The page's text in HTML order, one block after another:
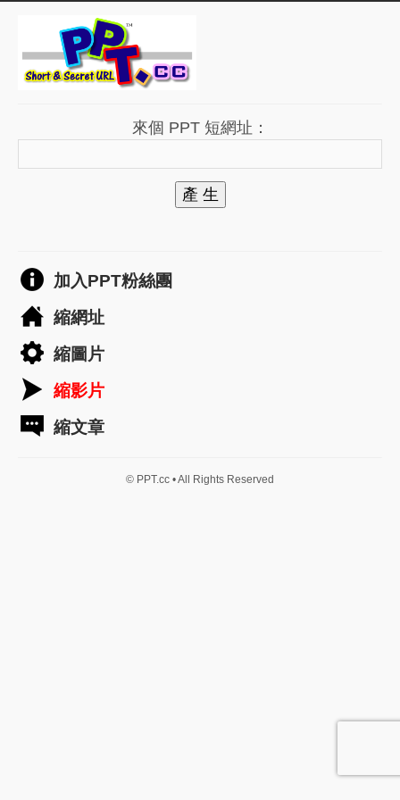
來個 PPT 短網址：
產 生
加入PPT粉絲團
縮網址
縮圖片
縮影片
縮文章
© PPT.cc • All Rights Reserved